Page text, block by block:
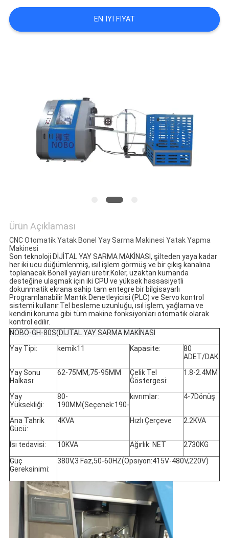
TALEPLERI
GIZLILIK
POLITIKASI
EN IYI FIYAT
Ürün Açıklaması
CNC Otomatik Yatak Bonel Yay Sarma Makinesi Yatak Yapma
Makinesi
Son teknoloji DİJİTAL YAY SARMA MAKİNASI, şilteden yaya kadar
her iki ucu düğümlenmiş, ısıl işlem görmüş ve bir çıkış kanalına
toplanacak Bonell yayları üretir.Koler, uzaktan kumanda
desteğine ulaşmak için iki CPU ve yüksek hassasiyetli
dokunmatik ekrana sahip tam entegre bir bilgisayarlı
Programlanabilir Mantık Denetleyicisi (PLC) ve Servo kontrol
sistemi kullanır.Tel besleme uzunluğu, ısıl işlem, yağlama ve
kendini koruma gibi tüm makine fonksiyonları otomatik olarak
kontrol edilir.
NOBO-GH-80S(DİJTAL YAY SARMA MAKİNASI
Yay Tipi:
kemik11 Kapasite:
80
ADET/DAK
Yay Sonu
Halkası:
62-75MM,75-95MM
Çelik Tel
Göstergesi:
1.8-2.4MM
Yay
Yüksekliği:
80-
190MM(Seçenek:190-
kıvrımlar: 4-7Dönüş
Ana Tahrik
Gücü:
4KVA Hızlı Çerçeve 2.2KVA
Isı tedavisi: 10KVA Ağırlık: NET
2730KG
Güç
Gereksinimi:
380V,3 Faz,50-60HZ(Opsiyon:415V-480V,220V)